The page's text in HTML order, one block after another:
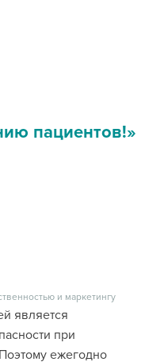
пациентов!»
и маркетингу
является
при
ежегодно